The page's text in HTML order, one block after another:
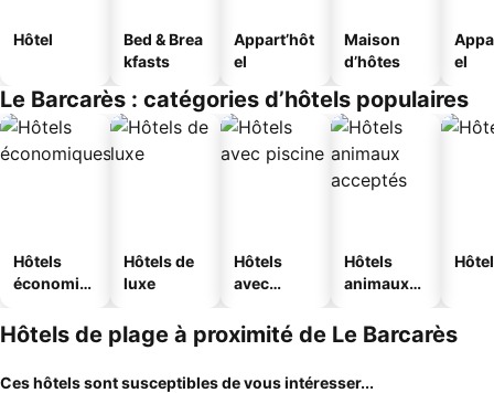
Hôtel
Bed & Brea
kfasts
Appart’hôt
el
Maison
d’hôtes
el
Le Barcarès : catégories d’hôtels populaires
Hôtels
économiq
Hôtels de
luxe
Hôtels
avec
Hôtels
animaux
Hôtels de plage à proximité de Le Barcarès
Ces hôtels sont susceptibles de vous intéresser...